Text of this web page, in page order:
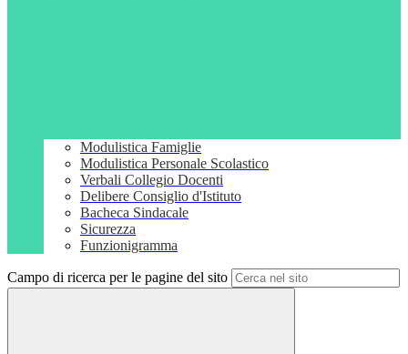
Modulistica Famiglie
Modulistica Personale Scolastico
Verbali Collegio Docenti
Delibere Consiglio d'Istituto
Bacheca Sindacale
Sicurezza
Funzionigramma
Campo di ricerca per le pagine del sito